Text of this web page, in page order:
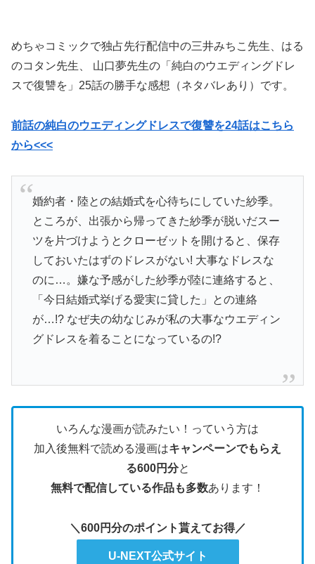
めちゃコミックで独占先行配信中の三井みちこ 先生、 はる
のコタン先生、
山口夢先生の 「純白のウエディングドレ
スで復讐を」25話の勝手な感想（ネタバレあり）です。
前話の純白のウエディングドレスで復讐を24話はこちら
から<<<
婚約者・陸との結婚式を心待ちにしていた紗季。
ところが、出張から帰ってきた紗季が脱いだスー
ツを片づけようとクローゼットを開けると、保存
しておいたはずのドレスがない! 大事なドレスな
のに…。嫌な予感がした紗季が陸に連絡すると、
「今日結婚式挙げる愛実に貸した」との連絡
が…!? なぜ夫の幼なじみが私の大事なウエディン
グドレスを着ることになっているの!?
いろんな漫画が読みたい！っていう方は
加入後無料で読める漫画はキャンペーンでもらえ
る600円分と
無料で配信している作品も多数あります！
＼600円分のポイント貰えてお得／
U-NEXT公式サイト